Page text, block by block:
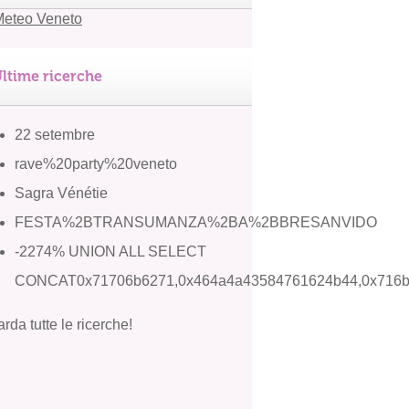
ricerche
22 setembre
rave%20party%20veneto
Sagra Vénétie
FESTA%2BTRANSUMANZA%2BA%2BBRESANVIDO
-2274% UNION ALL SELECT
tutte le ricerche!